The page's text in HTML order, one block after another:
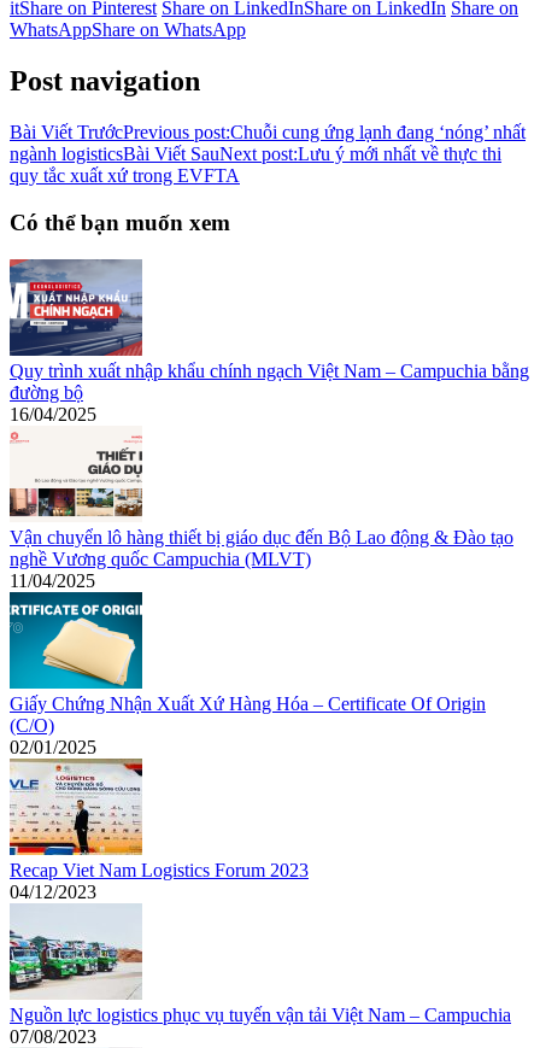
itShare on Pinterest Share on LinkedInShare on LinkedIn Share on
WhatsAppShare on WhatsApp
Post navigation
Bài Viết TrướcPrevious post:Chuỗi cung ứng lạnh đang ‘nóng’ nhất
ngành logisticsBài Viết SauNext post:Lưu ý mới nhất về thực thi
quy tắc xuất xứ trong EVFTA
Có thể bạn muốn xem
Quy trình xuất nhập khẩu chính ngạch Việt Nam – Campuchia bằng
đường bộ
16/04/2025
Vận chuyển lô hàng thiết bị giáo dục đến Bộ Lao động & Đào tạo
nghề Vương quốc Campuchia (MLVT)
11/04/2025
Giấy Chứng Nhận Xuất Xứ Hàng Hóa – Certificate Of Origin
(C/O)
02/01/2025
Recap Viet Nam Logistics Forum 2023
04/12/2023
Nguồn lực logistics phục vụ tuyến vận tải Việt Nam – Campuchia
07/08/2023